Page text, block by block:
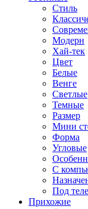
Стиль
Модерн
Хай-тек
Цвет
Белые
Венге
Светлые
Темные
Размер
Мини
Форма
Угловые
С
Под
Прихожие